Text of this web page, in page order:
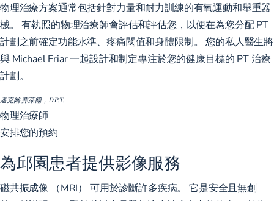
物理治療方案通常包括針對力量和耐力訓練的有氧運動和舉重器
械。 有執照的物理治療師會評估和評估您，以便在為您分配 PT
計劃之前確定功能水準、疼痛閾值和身體限制。 您的私人醫生將
與 Michael Friar 一起設計和制定專注於您的健康目標的 PT 治療
計劃。
邁克爾·弗萊爾，D.P.T.
物理治療師
安排您的預約
為邱園患者提供影像服務
磁共振成像 （MRI） 可用於診斷許多疾病。 它是安全且無創